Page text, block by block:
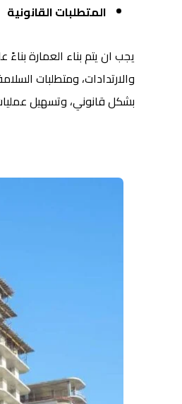
المتطلبات القانونية
يجب ان يتم بناء العمارة
والارتدادات، ومتطلبات
بشكل قانوني، وتسهيل عمليات